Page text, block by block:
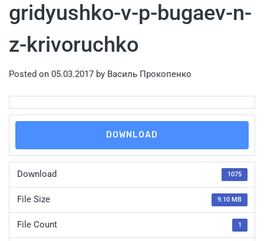
gridyushko-v-p-bugaev-n-
z-krivoruchko
Posted on 05.03.2017 by Василь Прокопенко
DOWNLOAD
Download 1075
File Size 9.10 MB
File Count 1